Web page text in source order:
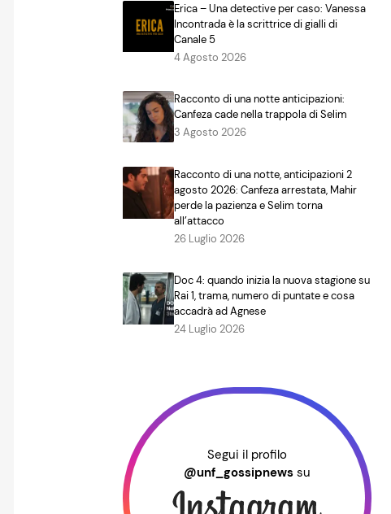
Erica – Una detective per caso: Vanessa
Incontrada è la scrittrice di gialli di
Canale 5
4 Agosto 2026
Racconto di una notte anticipazioni:
Canfeza cade nella trappola di Selim
3 Agosto 2026
Racconto di una notte, anticipazioni 2
agosto 2026: Canfeza arrestata, Mahir
perde la pazienza e Selim torna
all’attacco
26 Luglio 2026
Doc 4: quando inizia la nuova stagione su
Rai 1, trama, numero di puntate e cosa
accadrà ad Agnese
24 Luglio 2026
Segui il profilo
@unf_gossipnews su